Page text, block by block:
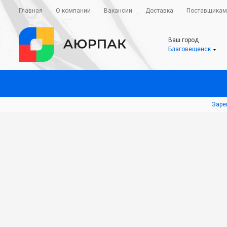
Главная О компании Вакансии Доставка Поставщикам
Ваш город
Благовещенск